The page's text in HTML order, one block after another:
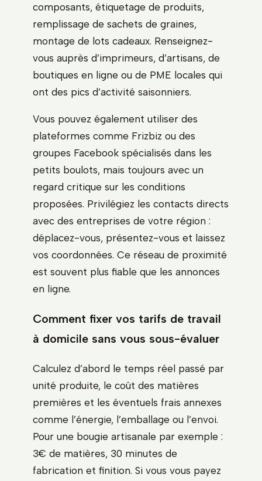
composants, étiquetage de produits,
remplissage de sachets de graines,
montage de lots cadeaux. Renseignez-
vous auprès d’imprimeurs, d’artisans, de
boutiques en ligne ou de PME locales qui
ont des pics d’activité saisonniers.
Vous pouvez également utiliser des
plateformes comme Frizbiz ou des
groupes Facebook spécialisés dans les
petits boulots, mais toujours avec un
regard critique sur les conditions
proposées. Privilégiez les contacts directs
avec des entreprises de votre région :
déplacez-vous, présentez-vous et laissez
vos coordonnées. Ce réseau de proximité
est souvent plus fiable que les annonces
en ligne.
Comment fixer vos tarifs de travail
à domicile sans vous sous-évaluer
Calculez d’abord le temps réel passé par
unité produite, le coût des matières
premières et les éventuels frais annexes
comme l’énergie, l’emballage ou l’envoi.
Pour une bougie artisanale par exemple :
3€ de matières, 30 minutes de
fabrication et finition. Si vous vous payez